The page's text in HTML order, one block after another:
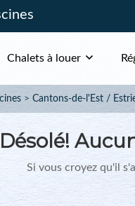
Chalets à louer
Cantons-de-l'Est /
Désolé!
Si vous croyez qu'il